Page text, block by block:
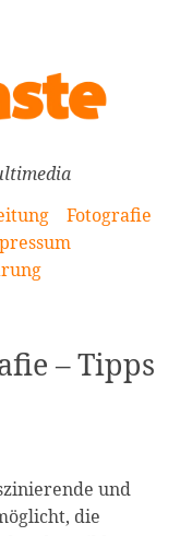
Fotografie
– Tipps
und
die